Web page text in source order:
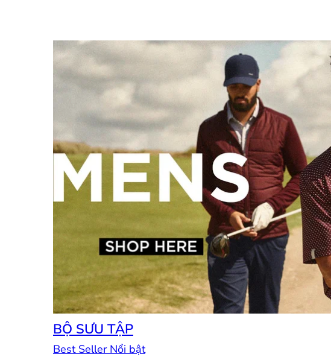
BỘ SƯU TẬP
Best Seller